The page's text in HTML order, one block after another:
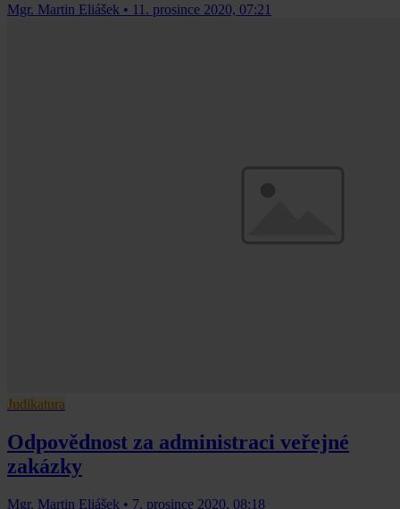
Mgr. Martin Eliášek • 11. prosince 2020, 07:21
Judikatura
Odpovědnost za administraci veřejné
zakázky
Mgr. Martin Eliášek • 7. prosince 2020, 08:18